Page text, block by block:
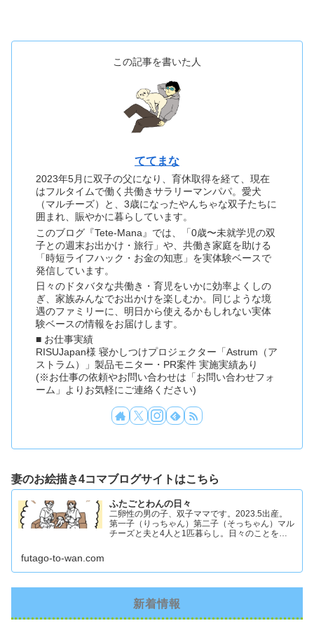
この記事を書いた人
ててまな
2023年5月に双子の父になり、育休取得を経て、現在
はフルタイムで働く共働きサラリーマンパパ。愛犬
（マルチーズ）と、3歳になったやんちゃな双子たちに
囲まれ、賑やかに暮らしています。
このブログ『Tete-Mana』では、「0歳〜未就学児の双
子との週末お出かけ・旅行」や、共働き家庭を助ける
「時短ライフハック・お金の知恵」を実体験ベースで
発信しています。
日々のドタバタな共働き・育児をいかに効率よくしの
ぎ、家族みんなでお出かけを楽しむか。同じような境
遇のファミリーに、明日から使えるかもしれない実体
験ベースの情報をお届けします。
■ お仕事実績
RISUJapan様 寝かしつけプロジェクター「Astrum（ア
ストラム）」製品モニター・PR案件 実施実績あり
(※お仕事の依頼やお問い合わせは「お問い合わせフォ
ーム」よりお気軽にご連絡ください)
妻のお絵描き4コマブログサイトはこちら
ふたごとわんの日々
二卵性の男の子、双子ママです。2023.5出産。
第一子（りっちゃん）第二子（そっちゃん）マル
チーズと夫と4人と1匹暮らし。日々のことを忘
futago-to-wan.com
新着情報